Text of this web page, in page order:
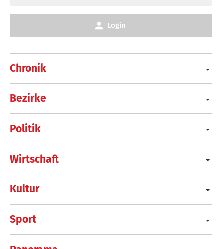
Chronik
Bezirke
Politik
Wirtschaft
Kultur
Sport
Login